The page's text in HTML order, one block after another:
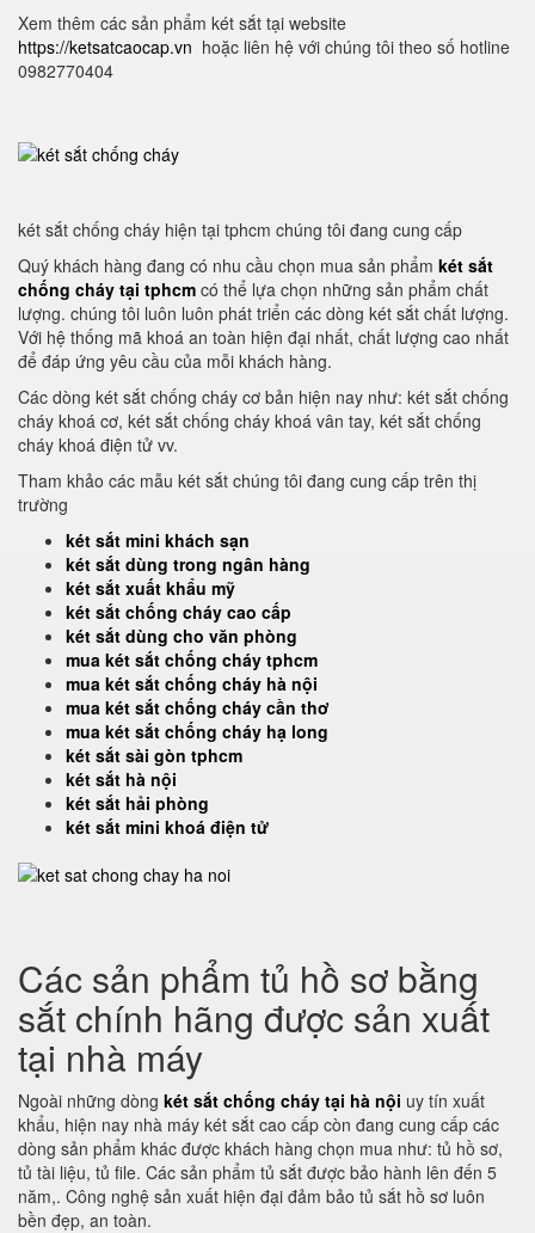
Xem thêm các sản phẩm két sắt tại website
https://ketsatcaocap.vn hoặc liên hệ với chúng tôi theo số hotline
0982770404
két sắt chống cháy hiện tại tphcm chúng tôi đang cung cấp
Quý khách hàng đang có nhu cầu chọn mua sản phẩm két sắt
chống cháy tại tphcm có thể lựa chọn những sản phẩm chất
lượng. chúng tôi luôn luôn phát triển các dòng két sắt chất lượng.
Với hệ thống mã khoá an toàn hiện đại nhất, chất lượng cao nhất
để đáp ứng yêu cầu của mỗi khách hàng.
Các dòng két sắt chống cháy cơ bản hiện nay như: két sắt chống
cháy khoá cơ, két sắt chống cháy khoá vân tay, két sắt chống
cháy khoá điện tử vv.
Tham khảo các mẫu két sắt chúng tôi đang cung cấp trên thị
trường
két sắt mini khách sạn
két sắt dùng trong ngân hàng
két sắt xuất khẩu mỹ
két sắt chống cháy cao cấp
két sắt dùng cho văn phòng
mua két sắt chống cháy tphcm
mua két sắt chống cháy hà nội
mua két sắt chống cháy cần thơ
mua két sắt chống cháy hạ long
két sắt sài gòn tphcm
két sắt hà nội
két sắt hải phòng
két sắt mini khoá điện tử
Các sản phẩm tủ hồ sơ bằng
sắt chính hãng được sản xuất
tại nhà máy
Ngoài những dòng két sắt chống cháy tại hà nội uy tín xuất
khẩu, hiện nay nhà máy két sắt cao cấp còn đang cung cấp các
dòng sản phẩm khác được khách hàng chọn mua như: tủ hồ sơ,
tủ tài liệu, tủ file. Các sản phẩm tủ sắt được bảo hành lên đến 5
năm,. Công nghệ sản xuất hiện đại đảm bảo tủ sắt hồ sơ luôn
bền đẹp, an toàn.